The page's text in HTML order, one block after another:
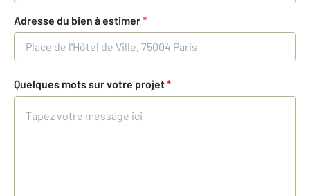
Adresse du bien à estimer*
Quelques mots sur votre projet*